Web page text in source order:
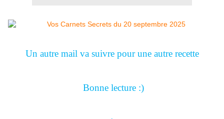
Un autre mail va suivre pour une autre recette
Bonne lecture :)